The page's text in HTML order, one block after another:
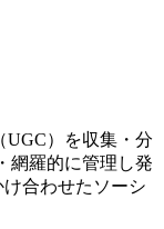
）を収集・分
羅的に管理し発
わせたソーシ